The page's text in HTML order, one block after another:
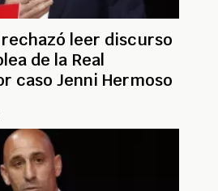
leer discurso
de la Real
caso Jenni Hermoso